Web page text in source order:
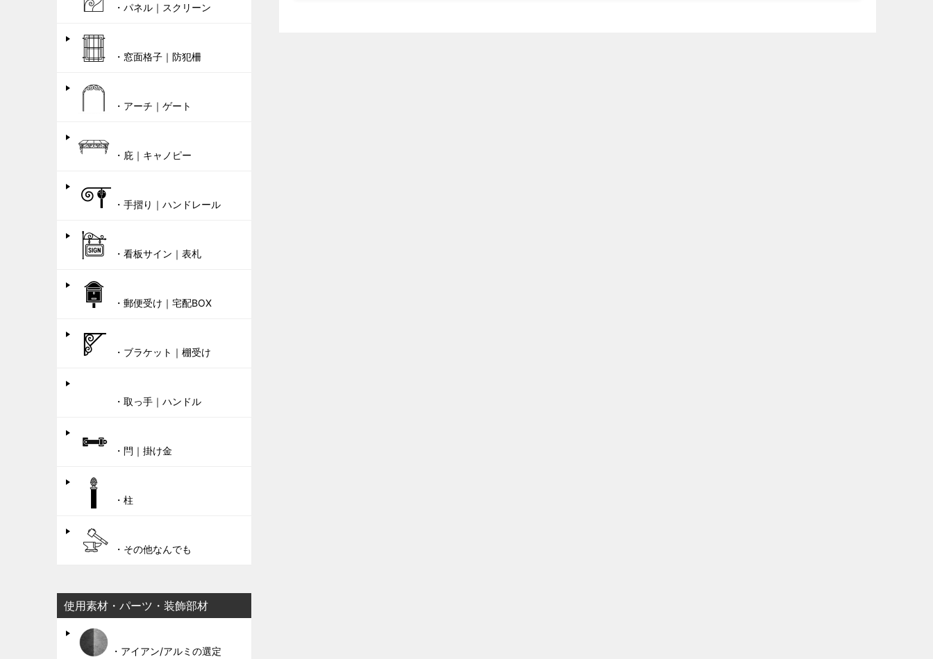
・パネル｜スクリーン
・窓面格子｜防犯柵
・アーチ｜ゲート
・庇｜キャノピー
・手摺り｜ハンドレール
・看板サイン｜表札
・郵便受け｜宅配BOX
・ブラケット｜棚受け
・取っ手｜ハンドル
・閂｜掛け金
・柱
・その他なんでも
使用素材・パーツ・装飾部材
・アイアン/アルミの選定